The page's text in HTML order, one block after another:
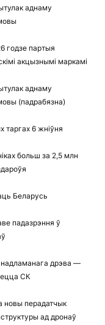
аднаму
годзе партыя
акцызнымі маркамі
аднаму
(падрабязна)
таргах 6 жніўня
больш за 2,5 млн
Беларусь
падазрэння ў
надламанага дрэва —
СК
новы перадатчык
ад дронаў